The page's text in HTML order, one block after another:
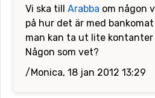
Vi ska till Arabba om någon
på hur det är med
man kan ta ut lite
Någon som vet?
/Monica, 18 jan 2012 13:29